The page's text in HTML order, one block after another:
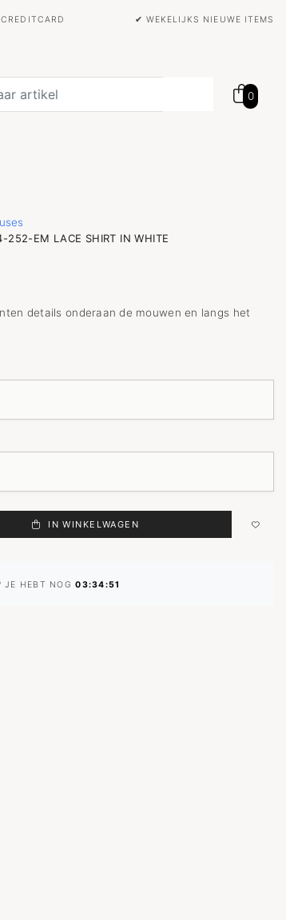
✔ WEKELIJKS NIEUWE ITEMS
0
252-EM LACE SHIRT IN WHITE
details onderaan de mouwen en langs het
IN WINKELWAGEN
JE HEBT NOG03:34:50